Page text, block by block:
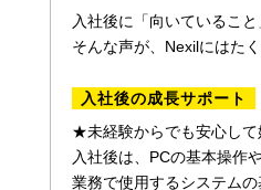
入社後に「向いているこ
そんな声が、Nexilにはたく
入社後の成長サポート
★未経験からでも安心して
入社後は、PCの基本操作
業務で使用するシステムの